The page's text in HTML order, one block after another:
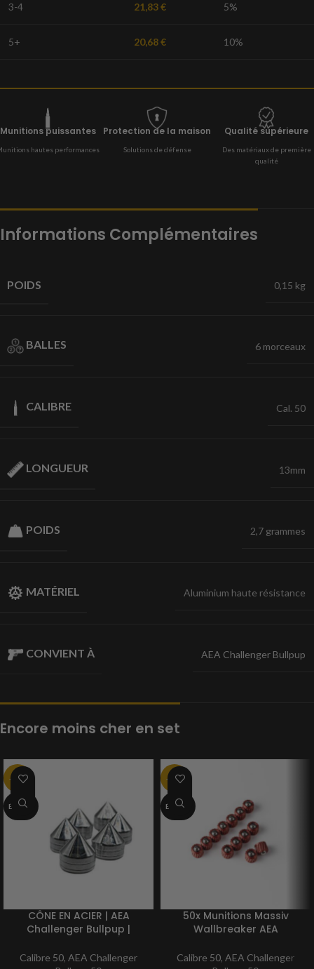
3-4 21,83€ 5%
5+ 20,68€ 10%
Munitions puissantes
hautes performances
Protection de la maison
Solutions de défense
Qualité supérieure
Des matériaux de première
qualité
Informations Complémentaires
POIDS 0,15 kg
BALLES 6 morceaux
CALIBRE Cal. 50
LONGUEUR 13mm
POIDS 2,7 grammes
MATÉRIEL Aluminium haute résistance
CONVIENT À AEA Challenger Bullpup
Encore moins cher en set
-31%
ÉPUISÉ
CÔNE EN ACIER | AEA
Challenger Bullpup |
| ALU inoxydable |
Calibre 50, AEA Challenger
-17%
ÉPUISÉ
50x Munitions Massiv
Wallbreaker AEA
Bullpup/Megalodon BB |
Calibre 50, AEA Challenger